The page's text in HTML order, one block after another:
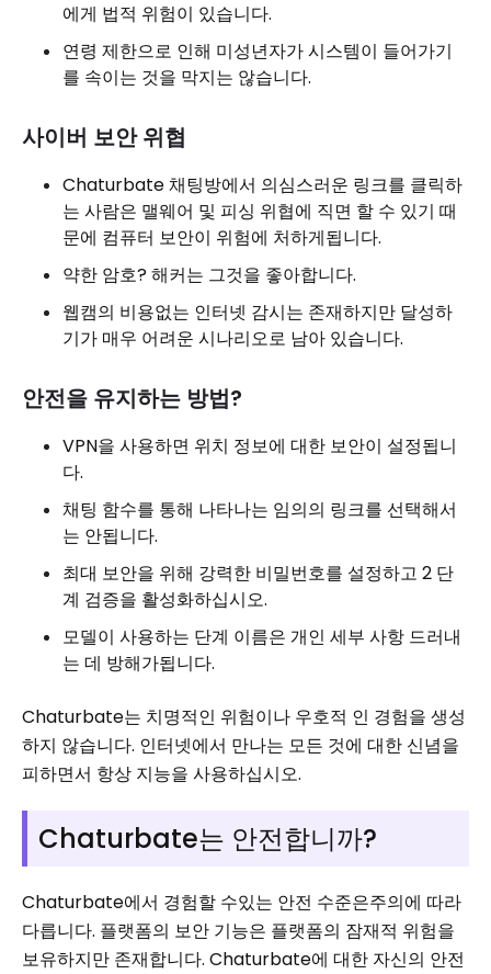
에게 법적 위험이 있습니다.
연령 제한으로 인해 미성년자가 시스템이 들어가기
를 속이는 것을 막지는 않습니다.
사이버 보안 위협
Chaturbate 채팅방에서 의심스러운 링크를 클릭하
는 사람은 맬웨어 및 피싱 위협에 직면 할 수 있기 때
문에 컴퓨터 보안이 위험에 처하게됩니다.
약한 암호? 해커는 그것을 좋아합니다.
웹캠의 비용없는 인터넷 감시는 존재하지만 달성하
기가 매우 어려운 시나리오로 남아 있습니다.
안전을 유지하는 방법?
VPN을 사용하면 위치 정보에 대한 보안이 설정됩니
다.
채팅 함수를 통해 나타나는 임의의 링크를 선택해서
는 안됩니다.
최대 보안을 위해 강력한 비밀번호를 설정하고 2 단
계 검증을 활성화하십시오.
모델이 사용하는 단계 이름은 개인 세부 사항 드러내
는 데 방해가됩니다.
Chaturbate는 치명적인 위험이나 우호적 인 경험을 생성
하지 않습니다. 인터넷에서 만나는 모든 것에 대한 신념을
피하면서 항상 지능을 사용하십시오.
Chaturbate는 안전합니까?
Chaturbate에서 경험할 수있는 안전 수준은주의에 따라
다릅니다. 플랫폼의 보안 기능은 플랫폼의 잠재적 위험을
보유하지만 존재합니다. Chaturbate에 대한 자신의 안전